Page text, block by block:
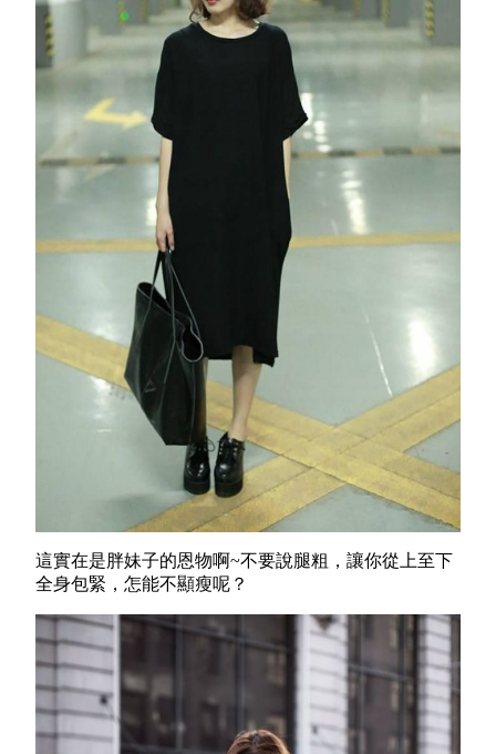
這實在是胖妹子的恩物啊~不要說腿粗，讓你從上至下
全身包緊，怎能不顯瘦呢？